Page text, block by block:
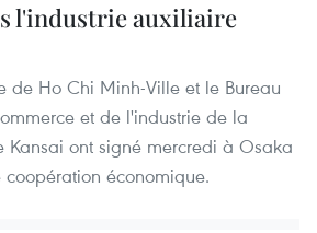
l'industrie auxiliaire
de Ho Chi Minh-Ville et le Bureau
et de l'industrie de la
Kansai ont signé mercredi à Osaka
économique.